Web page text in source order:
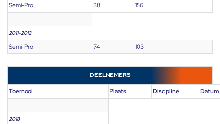
Semi-Pro 38 156
2011-2012
Semi-Pro 74 103
DEELNEMERS
Toernooi Plaats Discipline Datum
2018